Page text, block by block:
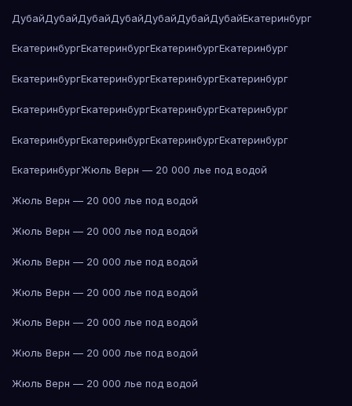
ДубайДубайДубайДубайДубайДубайДубайЕкатеринбург
ЕкатеринбургЕкатеринбургЕкатеринбургЕкатеринбург
ЕкатеринбургЕкатеринбургЕкатеринбургЕкатеринбург
ЕкатеринбургЕкатеринбургЕкатеринбургЕкатеринбург
ЕкатеринбургЕкатеринбургЕкатеринбургЕкатеринбург
ЕкатеринбургЖюль Верн — 20 000 лье под водой
Жюль Верн — 20 000 лье под водой
Жюль Верн — 20 000 лье под водой
Жюль Верн — 20 000 лье под водой
Жюль Верн — 20 000 лье под водой
Жюль Верн — 20 000 лье под водой
Жюль Верн — 20 000 лье под водой
Жюль Верн — 20 000 лье под водой